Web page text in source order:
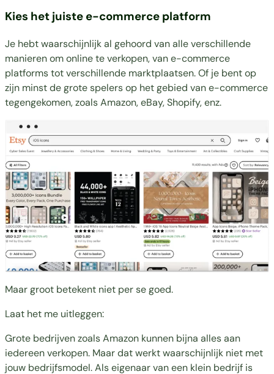
Kies het juiste e-commerce platform
Je hebt waarschijnlijk al gehoord van alle verschillende
manieren om online te verkopen, van e-commerce
platforms tot verschillende marktplaatsen. Of je bent op
zijn minst de grote spelers op het gebied van e-commerce
tegengekomen, zoals Amazon, eBay, Shopify, enz.
Maar groot betekent niet per se goed.
Laat het me uitleggen:
Grote bedrijven zoals Amazon kunnen bijna alles aan
iedereen verkopen. Maar dat werkt waarschijnlijk niet met
jouw bedrijfsmodel. Als eigenaar van een klein bedrijf is